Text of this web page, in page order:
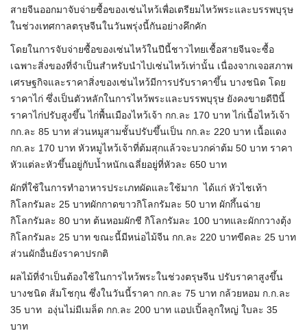
สายจีนออกมาจับจ่ายซื้อของเซ่นไหว้เพื่อเตรียมไหว้พระและบรรพบุรุษ
ในช่วงเทศกาลตรุษจีนในวันพรุ่งนี้กันอย่างคึกคัก
โดยในการจับจ่ายซื้อของเซ่นไหว้ในปีนี้ชาวไทยเชื้อสายจีนจะซื้อ
เฉพาะสิ่งของที่จำเป็นสำหรับนำไปเซ่นไหว้เท่านั้น เนื่องจากเจอสภาพ
เศรษฐกิจและราคาสิ่งของเซ่นไหว้มีการปรับราคาขึ้น บางชนิด โดย
ราคาไก่ ซึ่งเป็นตัวหลักในการไหว้พระและบรรพบุรุษ ยังคงขายดีปีนี้
ราคาไก่ปรับสูงขึ้น ไก่พื้นเมืองไหว้เจ้า กก.ละ 170 บาท ไก่เนื้อไหว้เจ้า
กก.ละ 85 บาท ส่วนหมูสามชั้นปรับขึ้นเป็น กก.ละ 220 บาท เนื้อแดง
กก.ละ 170 บาท หัวหมูไหว้เจ้าที่ต้มสุกแล้วจะบวกค่าต้ม 50 บาท ราคา
หัวแต่ละหัวขึ้นอยู่กับน้ำหนักเฉลี่ยอยู่ที่หัวละ 650 บาท
ผักที่ใช้ในการทำอาหารประเภทผัดและใช้มาก ได้แก่ หัวไชเท้า
กิโลกรัมละ 25 บาทผักกาดขาวกิโลกรัมละ 50 บาท ผักกึ้นฉ่าย
กิโลกรัมละ 80 บาท ต้นหอมผักชี กิโลกรัมละ 100 บาทและผักกวางตุ้ง
กิโลกรัมละ 25 บาท ขณะนี้มีหน่อไม้จีน กก.ละ 220 บาทขีดละ 25 บาท
ส่วนผักอื่นยังราคาปรกติ
ผลไม้ที่จำเป็นต้องใช้ในการไหว้พระในช่วงตรุษจีน ปรับราคาสูงขึ้น
บางชนิด ส้มโชกุน ซึ่งในวันนี้ราคา กก.ละ 75 บาท กล้วยหอม ก.ก.ละ
35 บาท องุ่นไม่มีเมล็ด กก.ละ 200 บาท แอปเปิ้ลลูกใหญ่ ใบละ 35
บาท